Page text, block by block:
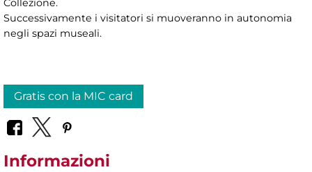
Collezione.
Successivamente i visitatori si muoveranno in autonomia
negli spazi museali.
Gratis con la MIC card
Informazioni